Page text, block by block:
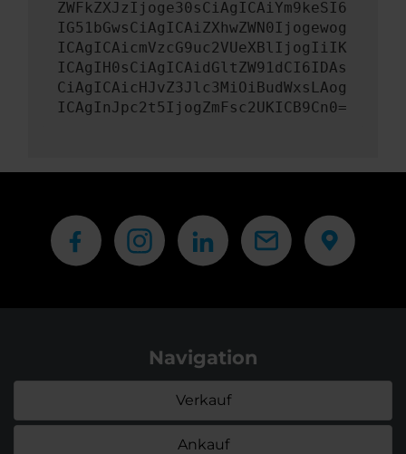
ZWFkZXJzIjoge30sCiAgICAiYm9keSI6
IG51bGwsCiAgICAiZXhwZWN0Ijogewog
ICAgICAicmVzcG9uc2VUeXBlIjogIiIK
ICAgIH0sCiAgICAidGltZW91dCI6IDAs
CiAgICAicHJvZ3Jlc3MiOiBudWxsLAog
ICAgInJpc2t5IjogZmFsc2UKICB9Cn0=
Navigation
Verkauf
Ankauf